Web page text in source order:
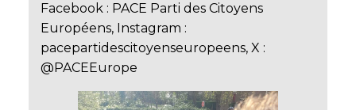
Facebook : PACE Parti des Citoyens
Européens, Instagram :
pacepartidescitoyenseuropeens, X :
@PACEEurope